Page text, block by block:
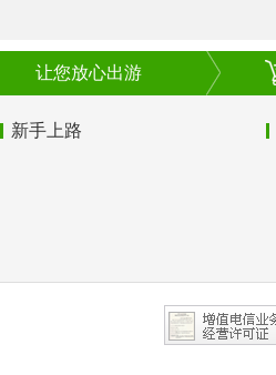
让您放心出游
新手上路